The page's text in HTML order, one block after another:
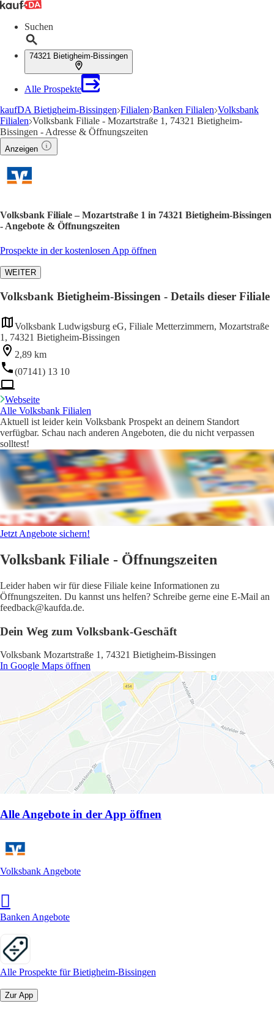
Suchen
74321 Bietigheim-Bissingen
Alle Prospekte
kaufDA Bietigheim-Bissingen Filialen Banken Filialen Volksbank
Filialen Volksbank Filiale - Mozartstraße 1, 74321 Bietigheim-
Bissingen - Adresse & Öffnungszeiten
Anzeigen
Volksbank Filiale – Mozartstraße 1 in 74321 Bietigheim-Bissingen
- Angebote & Öffnungszeiten
Prospekte in der kostenlosen App öffnen
WEITER
Volksbank Bietigheim-Bissingen - Details dieser Filiale
Volksbank Ludwigsburg eG, Filiale Metterzimmern, Mozartstraße
1, 74321 Bietigheim-Bissingen
2,89 km
(07141) 13 10
Webseite
Alle Volksbank Filialen
Aktuell ist leider kein Volksbank Prospekt an deinem Standort
verfügbar. Schau nach anderen Angeboten, die du nicht verpassen
solltest!
Jetzt Angebote sichern!
Volksbank Filiale - Öffnungszeiten
Leider haben wir für diese Filiale keine Informationen zu
Öffnungszeiten. Du kannst uns helfen? Schreibe gerne eine E-Mail an
feedback@kaufda.de.
Dein Weg zum Volksbank-Geschäft
Volksbank Mozartstraße 1, 74321 Bietigheim-Bissingen
In Google Maps öffnen
Alle Angebote in der App öffnen
Volksbank Angebote
Banken Angebote
Alle Prospekte für Bietigheim-Bissingen
Zur App